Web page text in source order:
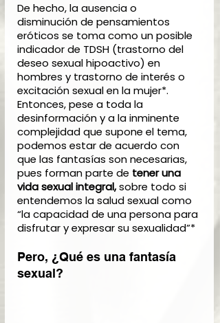
De hecho, la ausencia o
disminución de pensamientos
eróticos se toma como un posible
indicador de TDSH (trastorno del
deseo sexual hipoactivo) en
hombres y trastorno de interés o
excitación sexual en la mujer*.
Entonces, pese a toda la
desinformación y a la inminente
complejidad que supone el tema,
podemos estar de acuerdo con
que las fantasías son necesarias,
pues forman parte de tener una
vida sexual integral, sobre todo si
entendemos la salud sexual como
“la capacidad de una persona para
disfrutar y expresar su sexualidad”*
Pero, ¿Qué es una fantasía
sexual?